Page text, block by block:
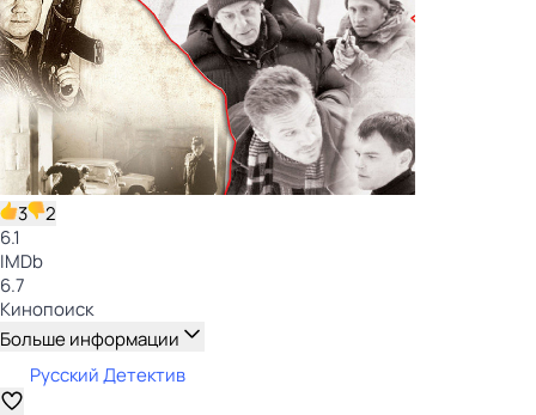
3
2
6.1
IMDb
6.7
Кинопоиск
Больше информации
Русский Детектив